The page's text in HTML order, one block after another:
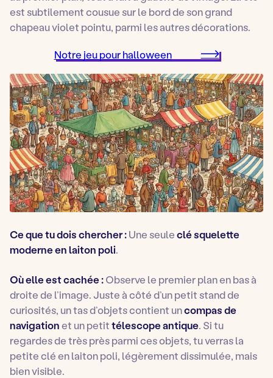
est subtilement cousue sur le bord de son grand
chapeau violet pointu, parmi les autres décorations.
Notre jeu pour halloween
Ce que tu dois chercher :Une seuleclé squelette
moderne en laiton poli.
Où elle est cachée :Observe le premier plan en bas à
droite de l’image. Juste à côté d’un petit stand de
curiosités, un tas d’objets contient uncompas de
navigationet un petittélescope antique. Si tu
regardes de très près parmi ces objets, tu verras la
petite clé en laiton poli, légèrement dissimulée, mais
bien visible.